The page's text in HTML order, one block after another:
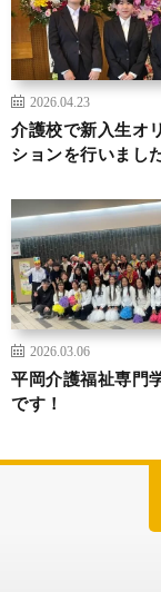
2026.04.23
介護校で新入生オ
ションを行いまし
2026.03.06
平岡介護福祉専門
です！